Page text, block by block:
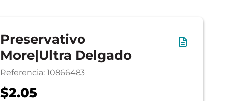
Preservativo
More|Ultra Delgado
Referencia: 10866483
$2.05